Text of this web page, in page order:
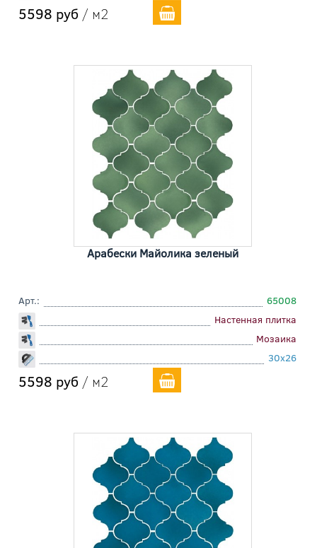
5598 руб / м2
Арабески Майолика зеленый
Арт.:
65008
Настенная плитка
Мозаика
30x26
5598 руб / м2